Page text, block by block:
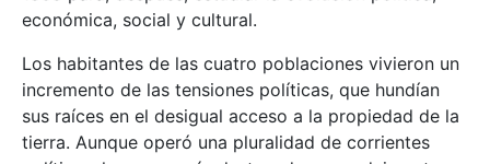
económica, social y cultural.
Los habitantes de las cuatro poblaciones vivieron un
incremento de las tensiones políticas, que hundían
sus raíces en el desigual acceso a la propiedad de la
tierra. Aunque operó una pluralidad de corrientes